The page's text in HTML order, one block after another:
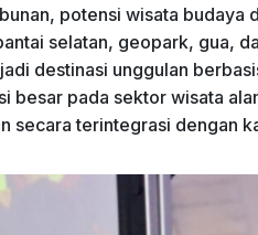
potensi wisata budaya
selatan, geopark, gua,
destinasi unggulan
besar pada sektor wisata
secara terintegrasi dengan